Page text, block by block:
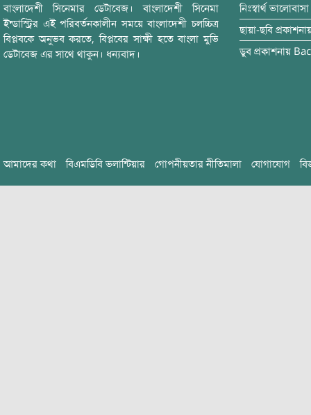
বাংলাদেশী সিনেমার ডেটাবেজ। বাংলাদেশী সিনেমা
ইন্ডাস্ট্রির এই পরিবর্তনকালীন সময়ে বাংলাদেশী চলচ্চিত্র
বিপ্লবকে অনুভব করতে, বিপ্লবের সাক্ষী হতে বাংলা মুভি
ডেটাবেজ এর সাথে থাকুন। ধন্যবাদ।
নিঃস্বার্থ ভালোবাসা
ছায়া-ছবি
ডুব প্রকাশনায়
আমাদের কথা বিএমডিবি ভলান্টিয়ার গোপনীয়তার নীতিমালা যোগাযোগ